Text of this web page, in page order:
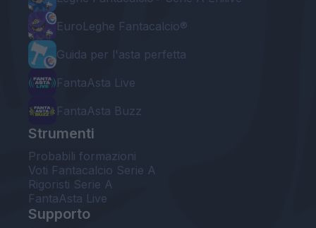
EuroLeghe Fantacalcio®
Guida per l'asta perfetta
FantaAsta Live
FantaAsta Buzz
Strumenti
Probabili formazioni
Voti Fantacalcio Serie A
Rigoristi Serie A
FantaAsta Live
Supporto